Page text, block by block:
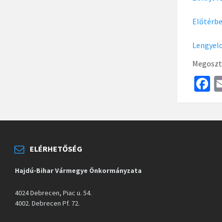
b
ELÉRHETŐSÉG
Hajdú-Bihar Vármegye Önkormányzata
4024 Debrecen, Piac u. 54.
4002. Debrecen Pf. 72.